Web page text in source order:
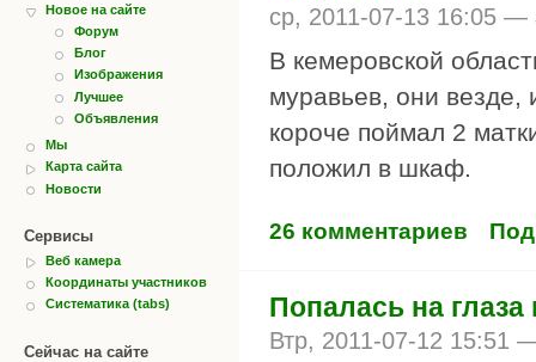
Новое на сайте
Форум
Блог
Изображения
Лучшее
Объявления
Мы
Карта сайта
Новости
Сервисы
Веб камера
Координаты участников
Систематика (tabs)
Сейчас на сайте
ср, 2011-07-13 16:05 —
В кемеровской
муравьев, они везде,
короче поймал 2
положил в шкаф.
26 комментариев
Попалась на глаза
Втр, 2011-07-12 15:51